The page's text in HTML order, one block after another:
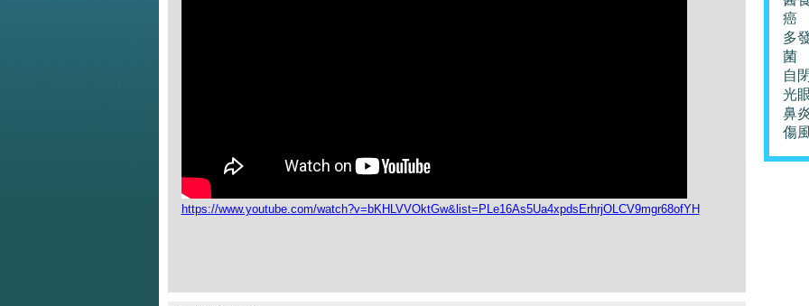
https://www.youtube.com/watch?v=bKHLVVOktGw&list=PLe16As5Ua4xpdsErhrjOLCV9mgr68ofYH
癌
多
菌
自
光
鼻
傷